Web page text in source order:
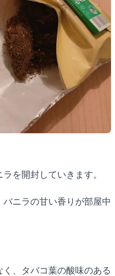
を開封していきます。
ニラの甘い香りが部屋中
、タバコ葉の酸味のある